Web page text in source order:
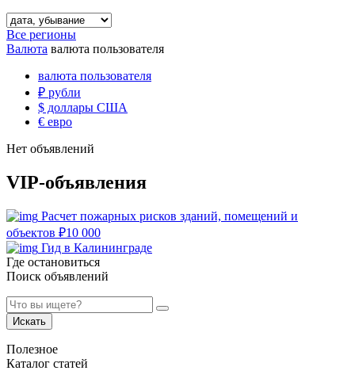
Все регионы
Валюта валюта пользователя
валюта пользователя
₽ рубли
$ доллары США
€ евро
Нет объявлений
VIP-объявления
Расчет пожарных рисков зданий, помещений и
объектов ₽10 000
Гид в Калининграде
Где остановиться
Поиск объявлений
Искать
Полезное
Каталог статей